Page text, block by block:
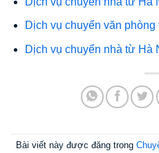
Dịch vụ chuyển văn
Dịch vụ chuyển nhà từ Hà
Bài viết này được đăng trong